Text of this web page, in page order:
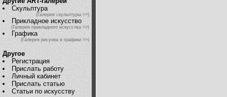
Скульптура
(Галерея скульптуры >>)
Прикладное искусство
(Галерея прикладного искусства >>)
Графика
(Галерея рисунка и графики >>)
Другое
Регистрация
Прислать работу
Личный кабинет
Прислать статью
Статьи по искусству